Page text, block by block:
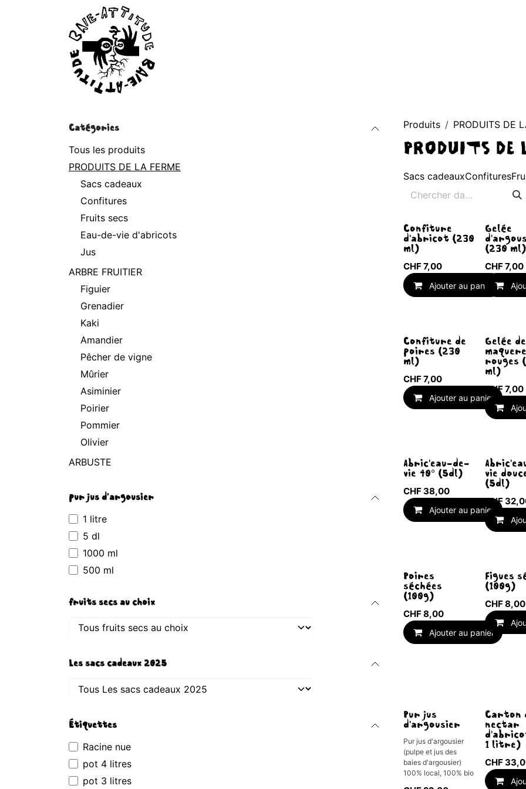
Catégories
Tous les produits
PRODUITS DE LA FERME
Sacs cadeaux
Confitures
Fruits secs
Eau-de-vie d'abricots
Jus
ARBRE FRUITIER
Figuier
Grenadier
Kaki
Amandier
Pêcher de vigne
Mûrier
Asiminier
Poirier
Pommier
Olivier
ARBUSTE
pur jus d'argousier
1 litre
5 dl
1000 ml
500 ml
fruits secs au choix
Les sacs cadeaux 2025
Étiquettes
Racine nue
pot 4 litres
pot 3 litres
Produits PRODUITS DE
PRODUITS DE
Sacs cadeauxConfitures
Confiture
d'abricot (230
ml)
CHF7,00
Ajouter au panier
Gelée
(230 ml)
CHF7,00
Confiture de
poires (230
ml)
CHF7,00
Ajouter au panier
Gelée de
rouges
ml)
CHF7,00
Abric'eau-de-
vie 40° (5dl)
CHF38,00
Ajouter au panier
vie
(5dl)
CHF
Poires
séchées
(100g)
CHF8,00
Ajouter au panier
Figues
(100g)
CHF8,00
Épuisé
Pur jus
d'argousier
Pur jus d'argousier
(pulpe et jus des
baies d'argousier)
100% local, 100% bio
Carton
nectar
1 litre)
CHF